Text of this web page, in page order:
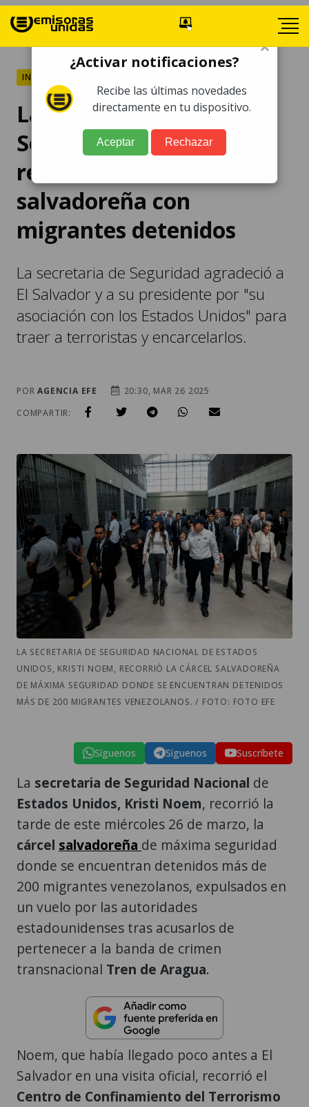
INTERNACIONALES
La secretaria de
Seguridad de EE.UU.
recorre la cárcel
salvadoreña con
migrantes detenidos
La secretaria de Seguridad agradeció a
El Salvador y a su presidente por "su
asociación con los Estados Unidos" para
traer a terroristas y encarcelarlos.
PORAGENCIA EFE
20:30, MAR 26 2025
COMPARTIR:
LA SECRETARIA DE SEGURIDAD NACIONAL DE ESTADOS
UNIDOS, KRISTI NOEM, RECORRIÓ LA CÁRCEL SALVADOREÑA
DE MÁXIMA SEGURIDAD DONDE SE ENCUENTRAN DETENIDOS
MÁS DE 200 MIGRANTES VENEZOLANOS. / FOTO: FOTO EFE
Síguenos Síguenos Suscríbete
La secretaria de Seguridad Nacional de
Estados Unidos, Kristi Noem, recorrió la
tarde de este miércoles 26 de marzo, la
cárcel salvadoreña de máxima seguridad
donde se encuentran detenidos más de
200 migrantes venezolanos, expulsados en
un vuelo por las autoridades
estadounidenses tras acusarlos de
pertenecer a la banda de crimen
transnacional Tren de Aragua.
Noem, que había llegado poco antes a El
Salvador en una visita oficial, recorrió el
Centro de Confinamiento del Terrorismo
×
¿Activar notificaciones?
Recibe las últimas novedades
directamente en tu dispositivo.
Aceptar Rechazar